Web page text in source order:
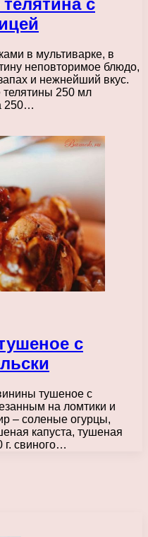
с
в мультиварке, в
неповторимое блюдо,
и нежнейший вкус.
телятины 250 мл
250…
с
тушеное с
на ломтики и
– соленые огурцы,
капуста, тушеная
г. свиного…